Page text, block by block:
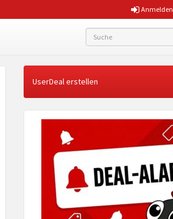
Anmelden
UserDeal erstellen